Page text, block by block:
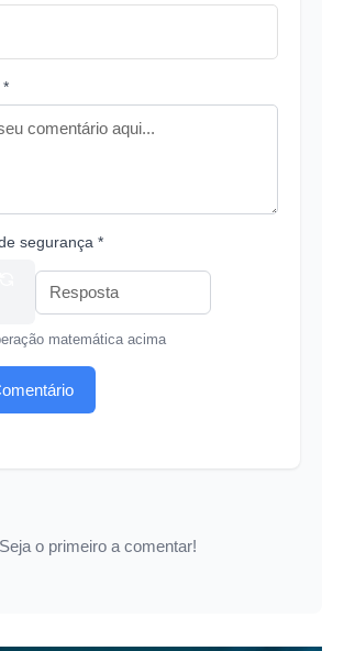
*
segurança *
matemática acima
Seja o primeiro a comentar!